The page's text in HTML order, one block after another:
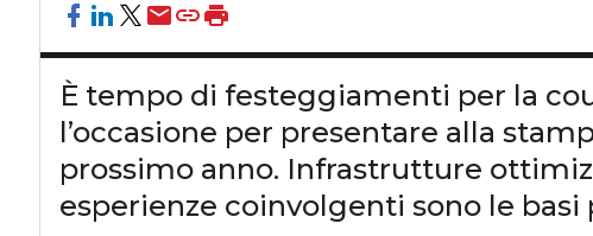
È tempo di festeggiamenti per la
l’occasione per presentare alla
prossimo anno. Infrastrutture
esperienze coinvolgenti sono le